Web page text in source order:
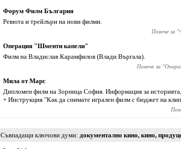
Форум Филм България
Ревюта и трейлъри на нови филми.
Повече за "
Операция "Шменти капели"
Филм на Владислав Карамфилов (Влади Въргала).
Повече за "
Мила от Марс
Дипломен филм на Зорница София. Информация за
+ Инструкция "Как да снимате игрален филм с бюджет на
Съвпадащи ключови думи документално кино, кино,